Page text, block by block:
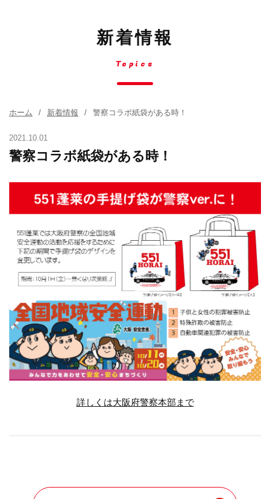
新着情報
Topics
ホーム 新着情報 警察コラボ紙袋がある時！
2021.10.01
警察コラボ紙袋がある時！
詳しくは大阪府警察本部まで